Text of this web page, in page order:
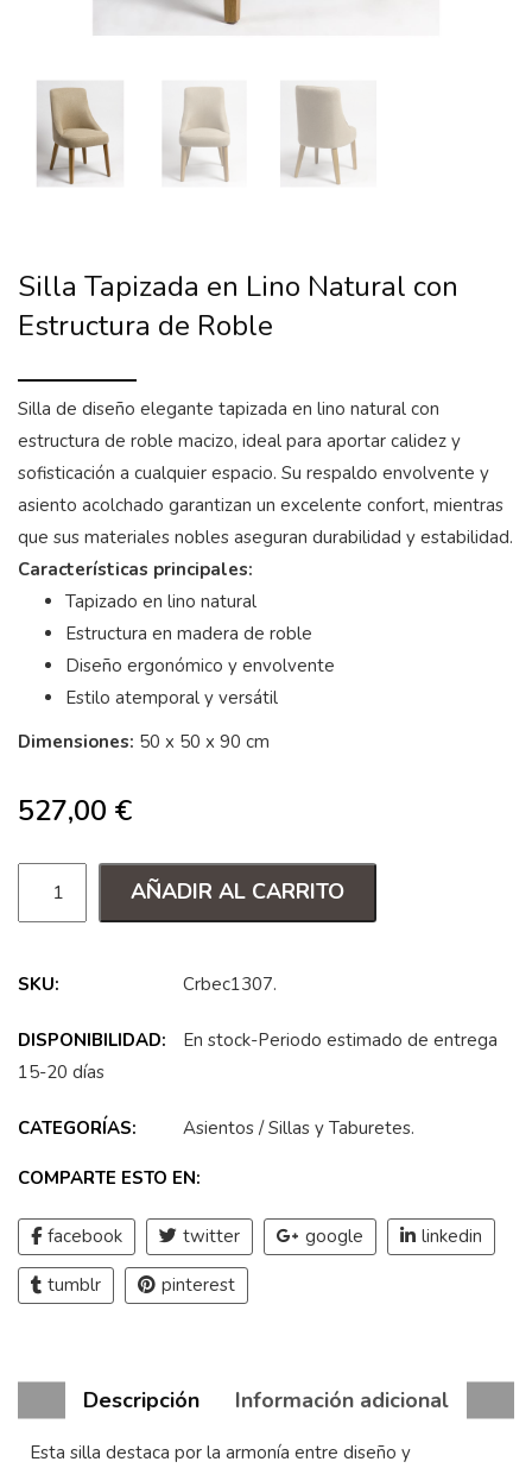
Silla Tapizada en Lino Natural con
Estructura de Roble
Silla de diseño elegante tapizada en lino natural con
estructura de roble macizo, ideal para aportar calidez y
sofisticación a cualquier espacio. Su respaldo envolvente y
asiento acolchado garantizan un excelente confort, mientras
que sus materiales nobles aseguran durabilidad y estabilidad.
Características principales:
Tapizado en lino natural
Estructura en madera de roble
Diseño ergonómico y envolvente
Estilo atemporal y versátil
Dimensiones: 50 x 50 x 90 cm
527,00 €
AÑADIR AL CARRITO
SKU: Crbec1307.
DISPONIBILIDAD:
En stock-Periodo estimado de entrega
15-20 días
CATEGORÍAS: Asientos /Sillas y Taburetes.
COMPARTE ESTO EN:
facebook twitter google linkedin
tumblr pinterest
Descripción Información adicional
Esta silla destaca por la armonía entre diseño y